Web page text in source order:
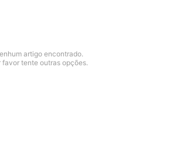
artigo encontrado.
favor tente outras opções.